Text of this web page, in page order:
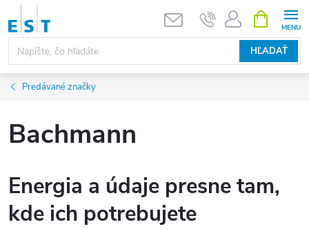
Prejsť
obsah
HĽADAŤ
KOŠÍK
Predávané značky
Bachmann
Energia a údaje presne tam,
kde ich potrebujete